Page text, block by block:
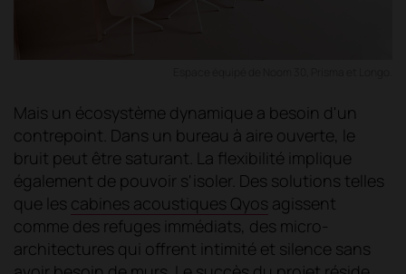
Mais un écosystème dynamique a besoin d'un
contrepoint. Dans un bureau à aire ouverte, le
bruit peut être saturant. La flexibilité implique
également de pouvoir s'isoler. Des solutions telles
que les cabines acoustiques Qyos agissent
comme des refuges immédiats, des micro-
architectures qui offrent intimité et silence sans